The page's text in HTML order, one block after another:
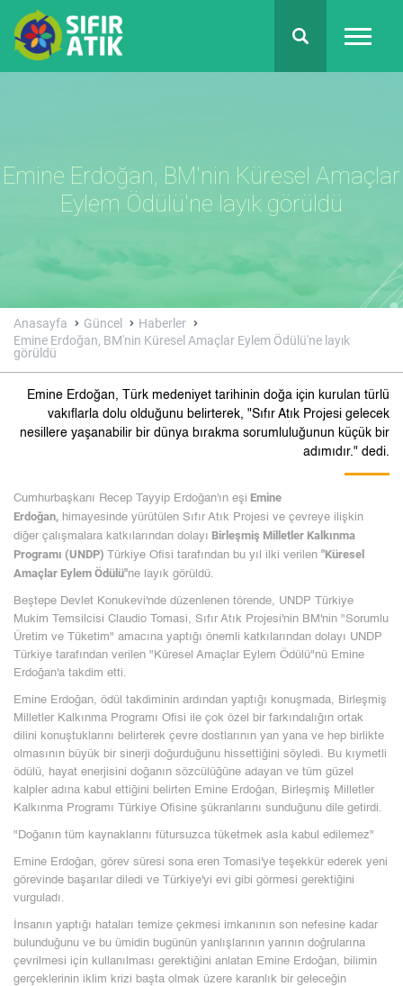
Emine Erdoğan, BM'nin Küresel Amaçlar
Eylem Ödülü'ne layık görüldü
Anasayfa Güncel
Haberler
Emine Erdoğan, BM'nin Küresel Amaçlar Eylem Ödülü'ne layık
görüldü
Emine Erdoğan, Türk medeniyet tarihinin doğa için kurulan türlü
vakıflarla dolu olduğunu belirterek, "Sıfır Atık Projesi gelecek
nesillere yaşanabilir bir dünya bırakma sorumluluğunun küçük bir
adımıdır." dedi.
Cumhurbaşkanı Recep Tayyip Erdoğan'ın eşi Emine
Erdoğan, himayesinde yürütülen Sıfır Atık Projesi ve çevreye ilişkin
diğer çalışmalara katkılarından dolayı Birleşmiş Milletler Kalkınma
Programı (UNDP) Türkiye Ofisi tarafından bu yıl ilki verilen "Küresel
Amaçlar Eylem Ödülü"ne layık görüldü.
Beştepe Devlet Konukevi'nde düzenlenen törende, UNDP Türkiye
Mukim Temsilcisi Claudio Tomasi, Sıfır Atık Projesi'nin BM'nin "Sorumlu
Üretim ve Tüketim" amacına yaptığı önemli katkılarından dolayı UNDP
Türkiye tarafından verilen "Küresel Amaçlar Eylem Ödülü"nü Emine
Erdoğan'a takdim etti.
Emine Erdoğan, ödül takdiminin ardından yaptığı konuşmada, Birleşmiş
Milletler Kalkınma Programı Ofisi ile çok özel bir farkındalığın ortak
dilini konuştuklarını belirterek çevre dostlarının yan yana ve hep birlikte
olmasının büyük bir sinerji doğurduğunu hissettiğini söyledi. Bu kıymetli
ödülü, hayat enerjisini doğanın sözcülüğüne adayan ve tüm güzel
kalpler adına kabul ettiğini belirten Emine Erdoğan, Birleşmiş Milletler
Kalkınma Programı Türkiye Ofisine şükranlarını sunduğunu dile getirdi.
"Doğanın tüm kaynaklarını fütursuzca tüketmek asla kabul edilemez"
Emine Erdoğan, görev süresi sona eren Tomasi'ye teşekkür ederek yeni
görevinde başarılar diledi ve Türkiye'yi evi gibi görmesi gerektiğini
vurguladı.
İnsanın yaptığı hataları temize çekmesi imkanının son nefesine kadar
bulunduğunu ve bu ümidin bugünün yanlışlarının yarının doğrularına
çevrilmesi için kullanılması gerektiğini anlatan Emine Erdoğan, bilimin
gerçeklerinin iklim krizi başta olmak üzere karanlık bir geleceğin